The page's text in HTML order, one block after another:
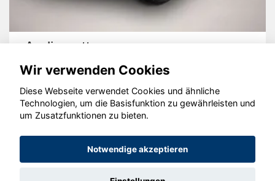
Audi quattro
© konjunkturmotor.de GmbH 2020 - 2026
Wir verwenden Cookies
Diese Webseite verwendet Cookies und ähnliche
Technologien, um die Basisfunktion zu gewährleisten und
um Zusatzfunktionen zu bieten.
Notwendige akzeptieren